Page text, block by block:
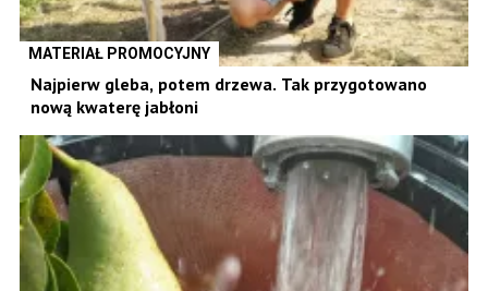
MATERIAŁ PROMOCYJNY
Najpierw gleba, potem drzewa. Tak przygotowano
nową kwaterę jabłoni